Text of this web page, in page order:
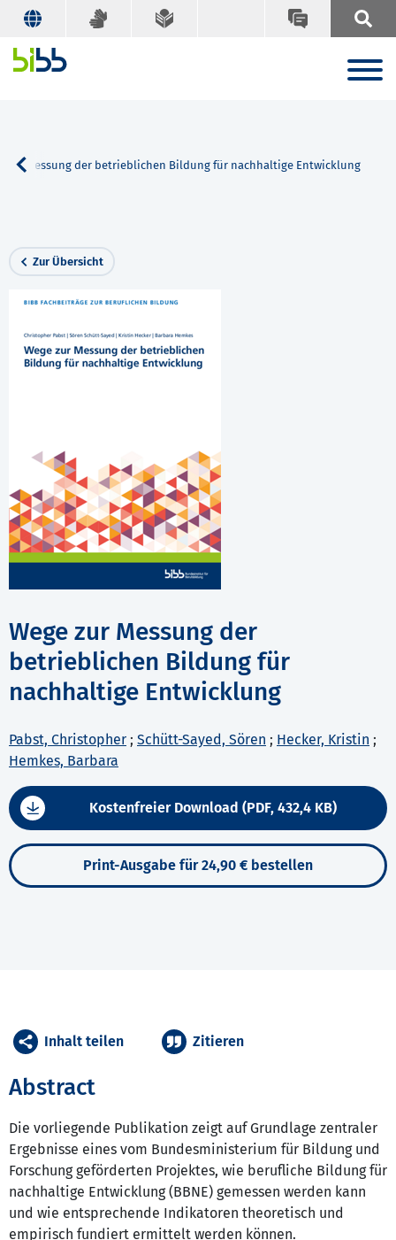
zur Messung der betrieblichen Bildung für nachhaltige Entwicklung
Zur Übersicht
Wege zur Messung der
betrieblichen Bildung für
nachhaltige Entwicklung
Pabst, Christopher ; Schütt-Sayed, Sören ; Hecker, Kristin ;
Hemkes, Barbara
Kostenfreier Download (PDF, 432,4 KB)
Print-Ausgabe für 24,90 € bestellen
Abstract
Die vorliegende Publikation zeigt auf Grundlage zentraler
Ergebnisse eines vom Bundesministerium für Bildung und
Forschung geförderten Projektes, wie berufliche Bildung für
nachhaltige Entwicklung (BBNE) gemessen werden kann
und wie entsprechende Indikatoren theoretisch und
empirisch fundiert ermittelt werden können.
Inhalt teilen Zitieren